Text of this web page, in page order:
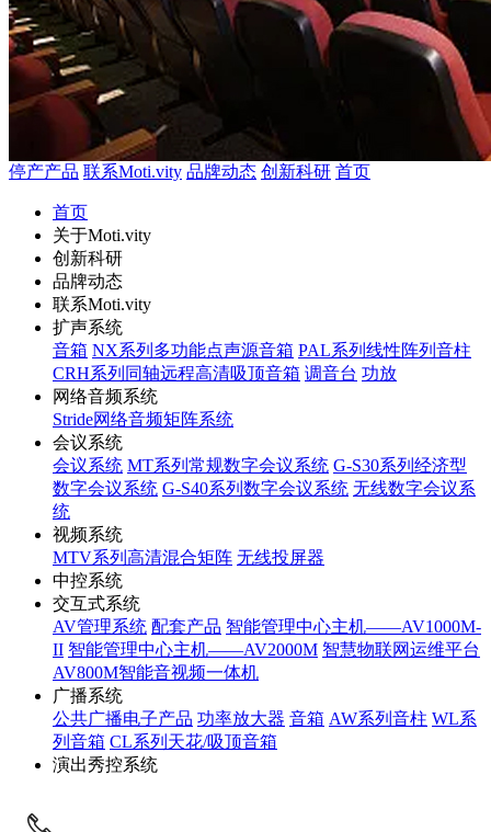
停产产品 联系Moti.vity 品牌动态 创新科研 首页
首页
关于Moti.vity
创新科研
品牌动态
联系Moti.vity
扩声系统
音箱 NX系列多功能点声源音箱 PAL系列线性阵列音柱
CRH系列同轴远程高清吸顶音箱 调音台 功放
网络音频系统
Stride网络音频矩阵系统
会议系统
会议系统 MT系列常规数字会议系统 G-S30系列经济型
数字会议系统 G-S40系列数字会议系统 无线数字会议系
统
视频系统
MTV系列高清混合矩阵 无线投屏器
中控系统
交互式系统
AV管理系统 配套产品 智能管理中心主机——AV1000M-
II 智能管理中心主机——AV2000M 智慧物联网运维平台
AV800M智能音视频一体机
广播系统
公共广播电子产品 功率放大器 音箱 AW系列音柱 WL系
列音箱 CL系列天花/吸顶音箱
演出秀控系统